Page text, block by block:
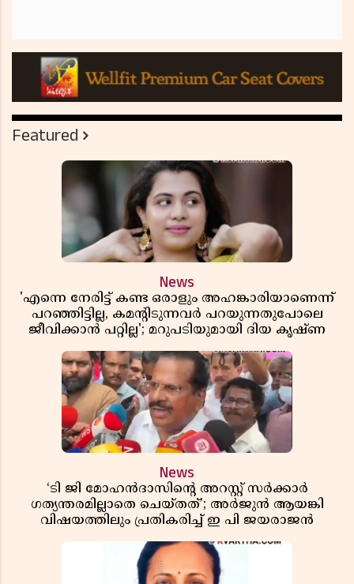
Featured
News
'എന്നെ നേരിട്ട് കണ്ട ഒരാളും അഹങ്കാരിയാണെന്ന്
പറഞ്ഞിട്ടില്ല, കമൻ്റിടുന്നവർ പറയുന്നതുപോലെ
ജീവിക്കാൻ പറ്റില്ല'; മറുപടിയുമായി ദിയ കൃഷ്ണ
News
‘ടി ജി മോഹൻദാസിൻ്റെ അറസ്റ്റ് സർക്കാർ
ഗത്യന്തരമില്ലാതെ ചെയ്തത്’; അർജുൻ ആയങ്കി
വിഷയത്തിലും പ്രതികരിച്ച് ഇ പി ജയരാജൻ